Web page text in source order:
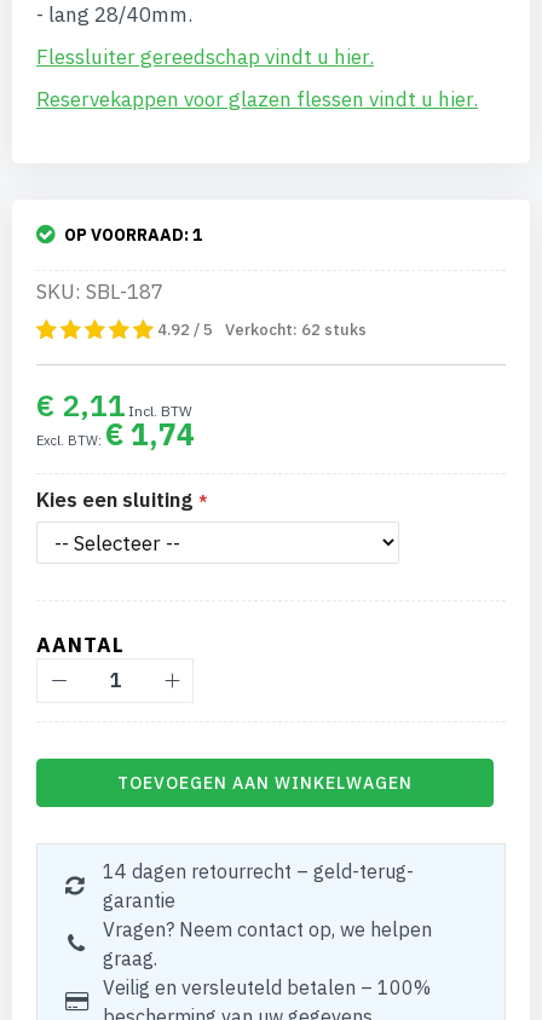
- lang 28/40mm.
Flessluiter gereedschap vindt u hier.
Reservekappen voor glazen flessen vindt u hier.
OP VOORRAAD:1
SKU: SBL-187
4.92 / 5 Verkocht: 62 stuks
€ 2,11
€ 1,74
Kies een sluiting
AANTAL
TOEVOEGEN AAN WINKELWAGEN
14 dagen retourrecht – geld-terug-
garantie
Vragen? Neem contact op, we helpen
graag.
Veilig en versleuteld betalen – 100%